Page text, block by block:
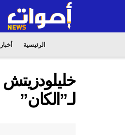
الرئيسية
خليلودزيتش
لـ”الكان”